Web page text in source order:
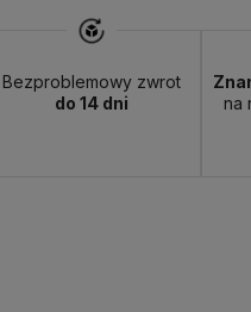
Bezproblemowy zwrot
do 14 dni
na